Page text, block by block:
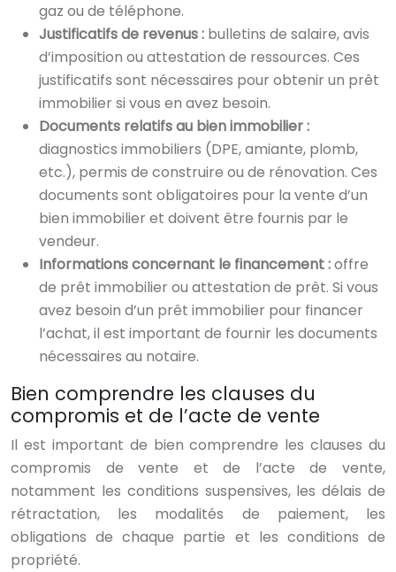
gaz ou de téléphone.
Justificatifs de revenus : bulletins de salaire, avis
d’imposition ou attestation de ressources. Ces
justificatifs sont nécessaires pour obtenir un prêt
immobilier si vous en avez besoin.
Documents relatifs au bien immobilier :
diagnostics immobiliers (DPE, amiante, plomb,
etc.), permis de construire ou de rénovation. Ces
documents sont obligatoires pour la vente d’un
bien immobilier et doivent être fournis par le
vendeur.
Informations concernant le financement :offre
de prêt immobilier ou attestation de prêt. Si vous
avez besoin d’un prêt immobilier pour financer
l’achat, il est important de fournir les documents
nécessaires au notaire.
Bien comprendre les clauses du
compromis et de l’acte de vente
Il est important de bien comprendre les clauses du
compromis de vente et de l’acte de vente,
notamment les conditions suspensives, les délais de
rétractation, les modalités de paiement, les
obligations de chaque partie et les conditions de
propriété.